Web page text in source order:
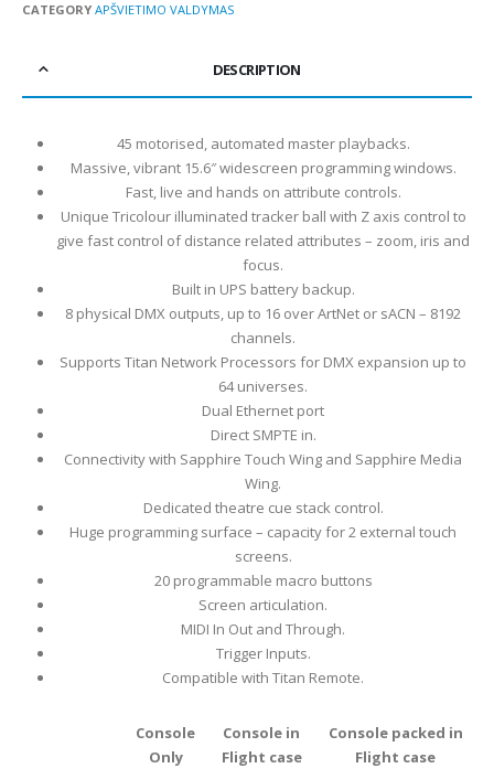
CATEGORY APŠVIETIMO VALDYMAS
DESCRIPTION
45 motorised, automated master playbacks.
Massive, vibrant 15.6″ widescreen programming windows.
Fast, live and hands on attribute controls.
Unique Tricolour illuminated tracker ball with Z axis control to
give fast control of distance related attributes – zoom, iris and
focus.
Built in UPS battery backup.
8 physical DMX outputs, up to 16 over ArtNet or sACN – 8192
channels.
Supports Titan Network Processors for DMX expansion up to
64 universes.
Dual Ethernet port
Direct SMPTE in.
Connectivity with Sapphire Touch Wing and Sapphire Media
Wing.
Dedicated theatre cue stack control.
Huge programming surface – capacity for 2 external touch
screens.
20 programmable macro buttons
Screen articulation.
MIDI In Out and Through.
Trigger Inputs.
Compatible with Titan Remote.
Console
Only
Console in
Flight case
Console packed in
Flight case